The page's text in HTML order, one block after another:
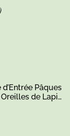
Pâques
de Lapin